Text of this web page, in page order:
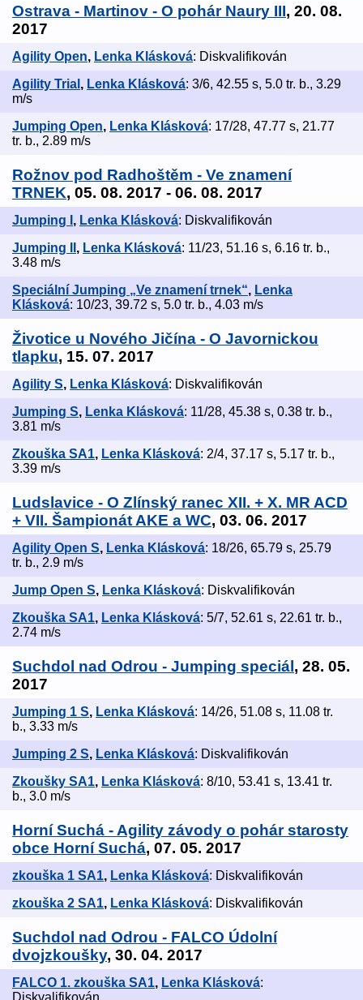
Ostrava - Martinov - O pohár Naury III, 20. 08.
2017
Agility Open, Lenka Klásková: Diskvalifikován
Agility Trial , Lenka Klásková: 3/6, 42.55 s, 5.0 tr. b., 3.29
m/s
Jumping Open, Lenka Klásková: 17/28, 47.77 s, 21.77
tr. b., 2.89 m/s
Rožnov pod Radhoštěm - Ve znamení
TRNEK, 05. 08. 2017 - 06. 08. 2017
Jumping I , Lenka Klásková: Diskvalifikován
Jumping II , Lenka Klásková: 11/23, 51.16 s, 6.16 tr. b.,
3.48 m/s
Speciální Jumping „Ve znamení trnek“, Lenka
Klásková: 10/23, 39.72 s, 5.0 tr. b., 4.03 m/s
Životice u Nového Jičína - O Javornickou
tlapku, 15. 07. 2017
Agility S, Lenka Klásková: Diskvalifikován
Jumping S, Lenka Klásková: 11/28, 45.38 s, 0.38 tr. b.,
3.81 m/s
Zkouška SA1, Lenka Klásková: 2/4, 37.17 s, 5.17 tr. b.,
3.39 m/s
Ludslavice - O Zlínský ranec XII. + X. MR ACD
+ VII. Šampionát AKE a WC, 03. 06. 2017
Agility Open S, Lenka Klásková: 18/26, 65.79 s, 25.79
tr. b., 2.9 m/s
Jump Open S, Lenka Klásková: Diskvalifikován
Zkouška SA1, Lenka Klásková: 5/7, 52.61 s, 22.61 tr. b.,
2.74 m/s
Suchdol nad Odrou - Jumping speciál, 28. 05.
2017
Jumping 1 S, Lenka Klásková: 14/26, 51.08 s, 11.08 tr.
b., 3.33 m/s
Jumping 2 S, Lenka Klásková: Diskvalifikován
Zkoušky SA1, Lenka Klásková: 8/10, 53.41 s, 13.41 tr.
b., 3.0 m/s
Horní Suchá - Agility závody o pohár starosty
obce Horní Suchá, 07. 05. 2017
zkouška 1 SA1, Lenka Klásková: Diskvalifikován
zkouška 2 SA1, Lenka Klásková: Diskvalifikován
Suchdol nad Odrou - FALCO Údolní
dvojzkoušky, 30. 04. 2017
FALCO 1. zkouška SA1, Lenka Klásková:
Diskvalifikován